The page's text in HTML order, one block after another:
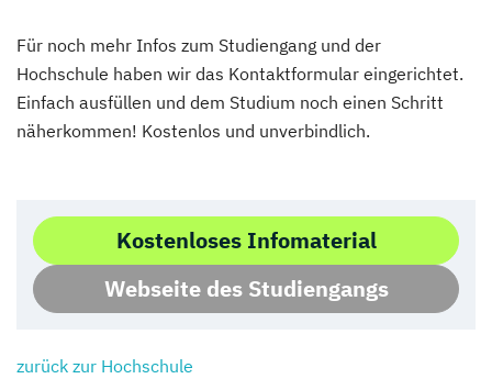
Für noch mehr Infos zum Studiengang und der
Hochschule haben wir das Kontaktformular eingerichtet.
Einfach ausfüllen und dem Studium noch einen Schritt
näherkommen! Kostenlos und unverbindlich.
Kostenloses Infomaterial
Webseite des Studiengangs
zurück zur Hochschule